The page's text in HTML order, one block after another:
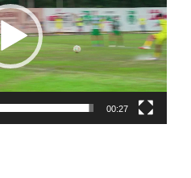
00:27